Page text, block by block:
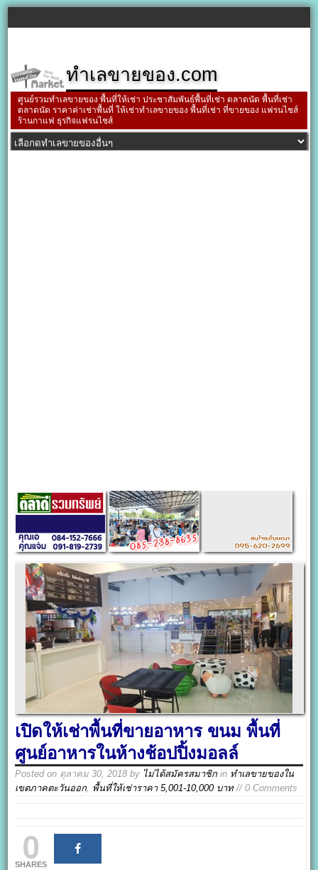
ทำเลขายของ.com
ศูนย์รวมทำเลขายของ พื้นที่ให้เช่า ประชาสัมพันธ์พื้นที่เช่า ตลาดนัด พื้นที่เช่า
ตลาดนัด ราคาค่าเช่าพื้นที่ ให้เช่าทำเลขายของ พื้นที่เช่า ที่ขายของ แฟรนไชส์
ร้านกาแฟ ธุรกิจแฟรนไชส์
เปิดให้เช่าพื้นที่ขายอาหาร ขนม พื้นที่
ศูนย์อาหารในห้างช้อปปิ้งมอลล์
Posted on ตุลาคม 30, 2018 by ไม่ได้สมัครสมาชิก in ทำเลขายของใน
เขตภาคตะวันออก, พื้นที่ให้เช่าราคา 5,001-10,000 บาท// 0 Comments
0
SHARES